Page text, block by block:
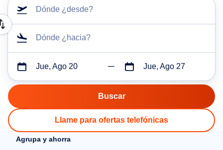
Dónde ¿desde?
Dónde ¿hacia?
Jue, Ago 20 Jue, Ago 27
Llame para ofertas telefónicas
Agrupa y ahorra